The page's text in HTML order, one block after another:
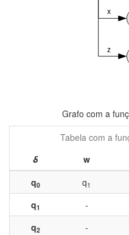
Grafo com a
Tabela com a
δ
w
q0 q1
q1 -
q2 -